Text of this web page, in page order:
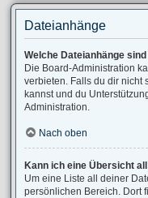
Dateianhänge
Welche Dateianhänge
Die Board-Administration
verbieten. Falls du dir nicht
kannst und du
Administration.
Nach oben
Kann ich eine Übersicht
Um eine Liste all deiner
persönlichen Bereich. Dort